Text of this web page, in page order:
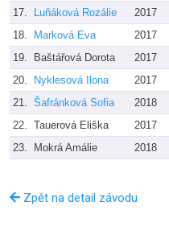
17.
Luňáková Rozálie 2017
18.
Marková Eva 2017
19.
Baštářová Dorota 2017
20.
Nyklesová Ilona 2017
21. Šafránková Sofia 2018
22. Tauerová Eliška 2017
23.
Mokrá Amálie 2018
Zpět na detail závodu